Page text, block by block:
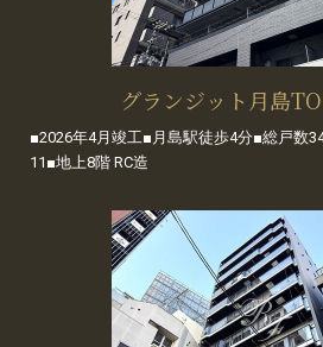
グランジット月島
■2026年4月竣工■月島駅徒歩4分■総戸数
11■地上8階 RC造